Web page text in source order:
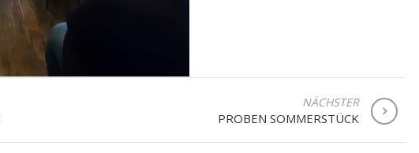
NÄCHSTER
PROBEN SOMMERSTÜCK